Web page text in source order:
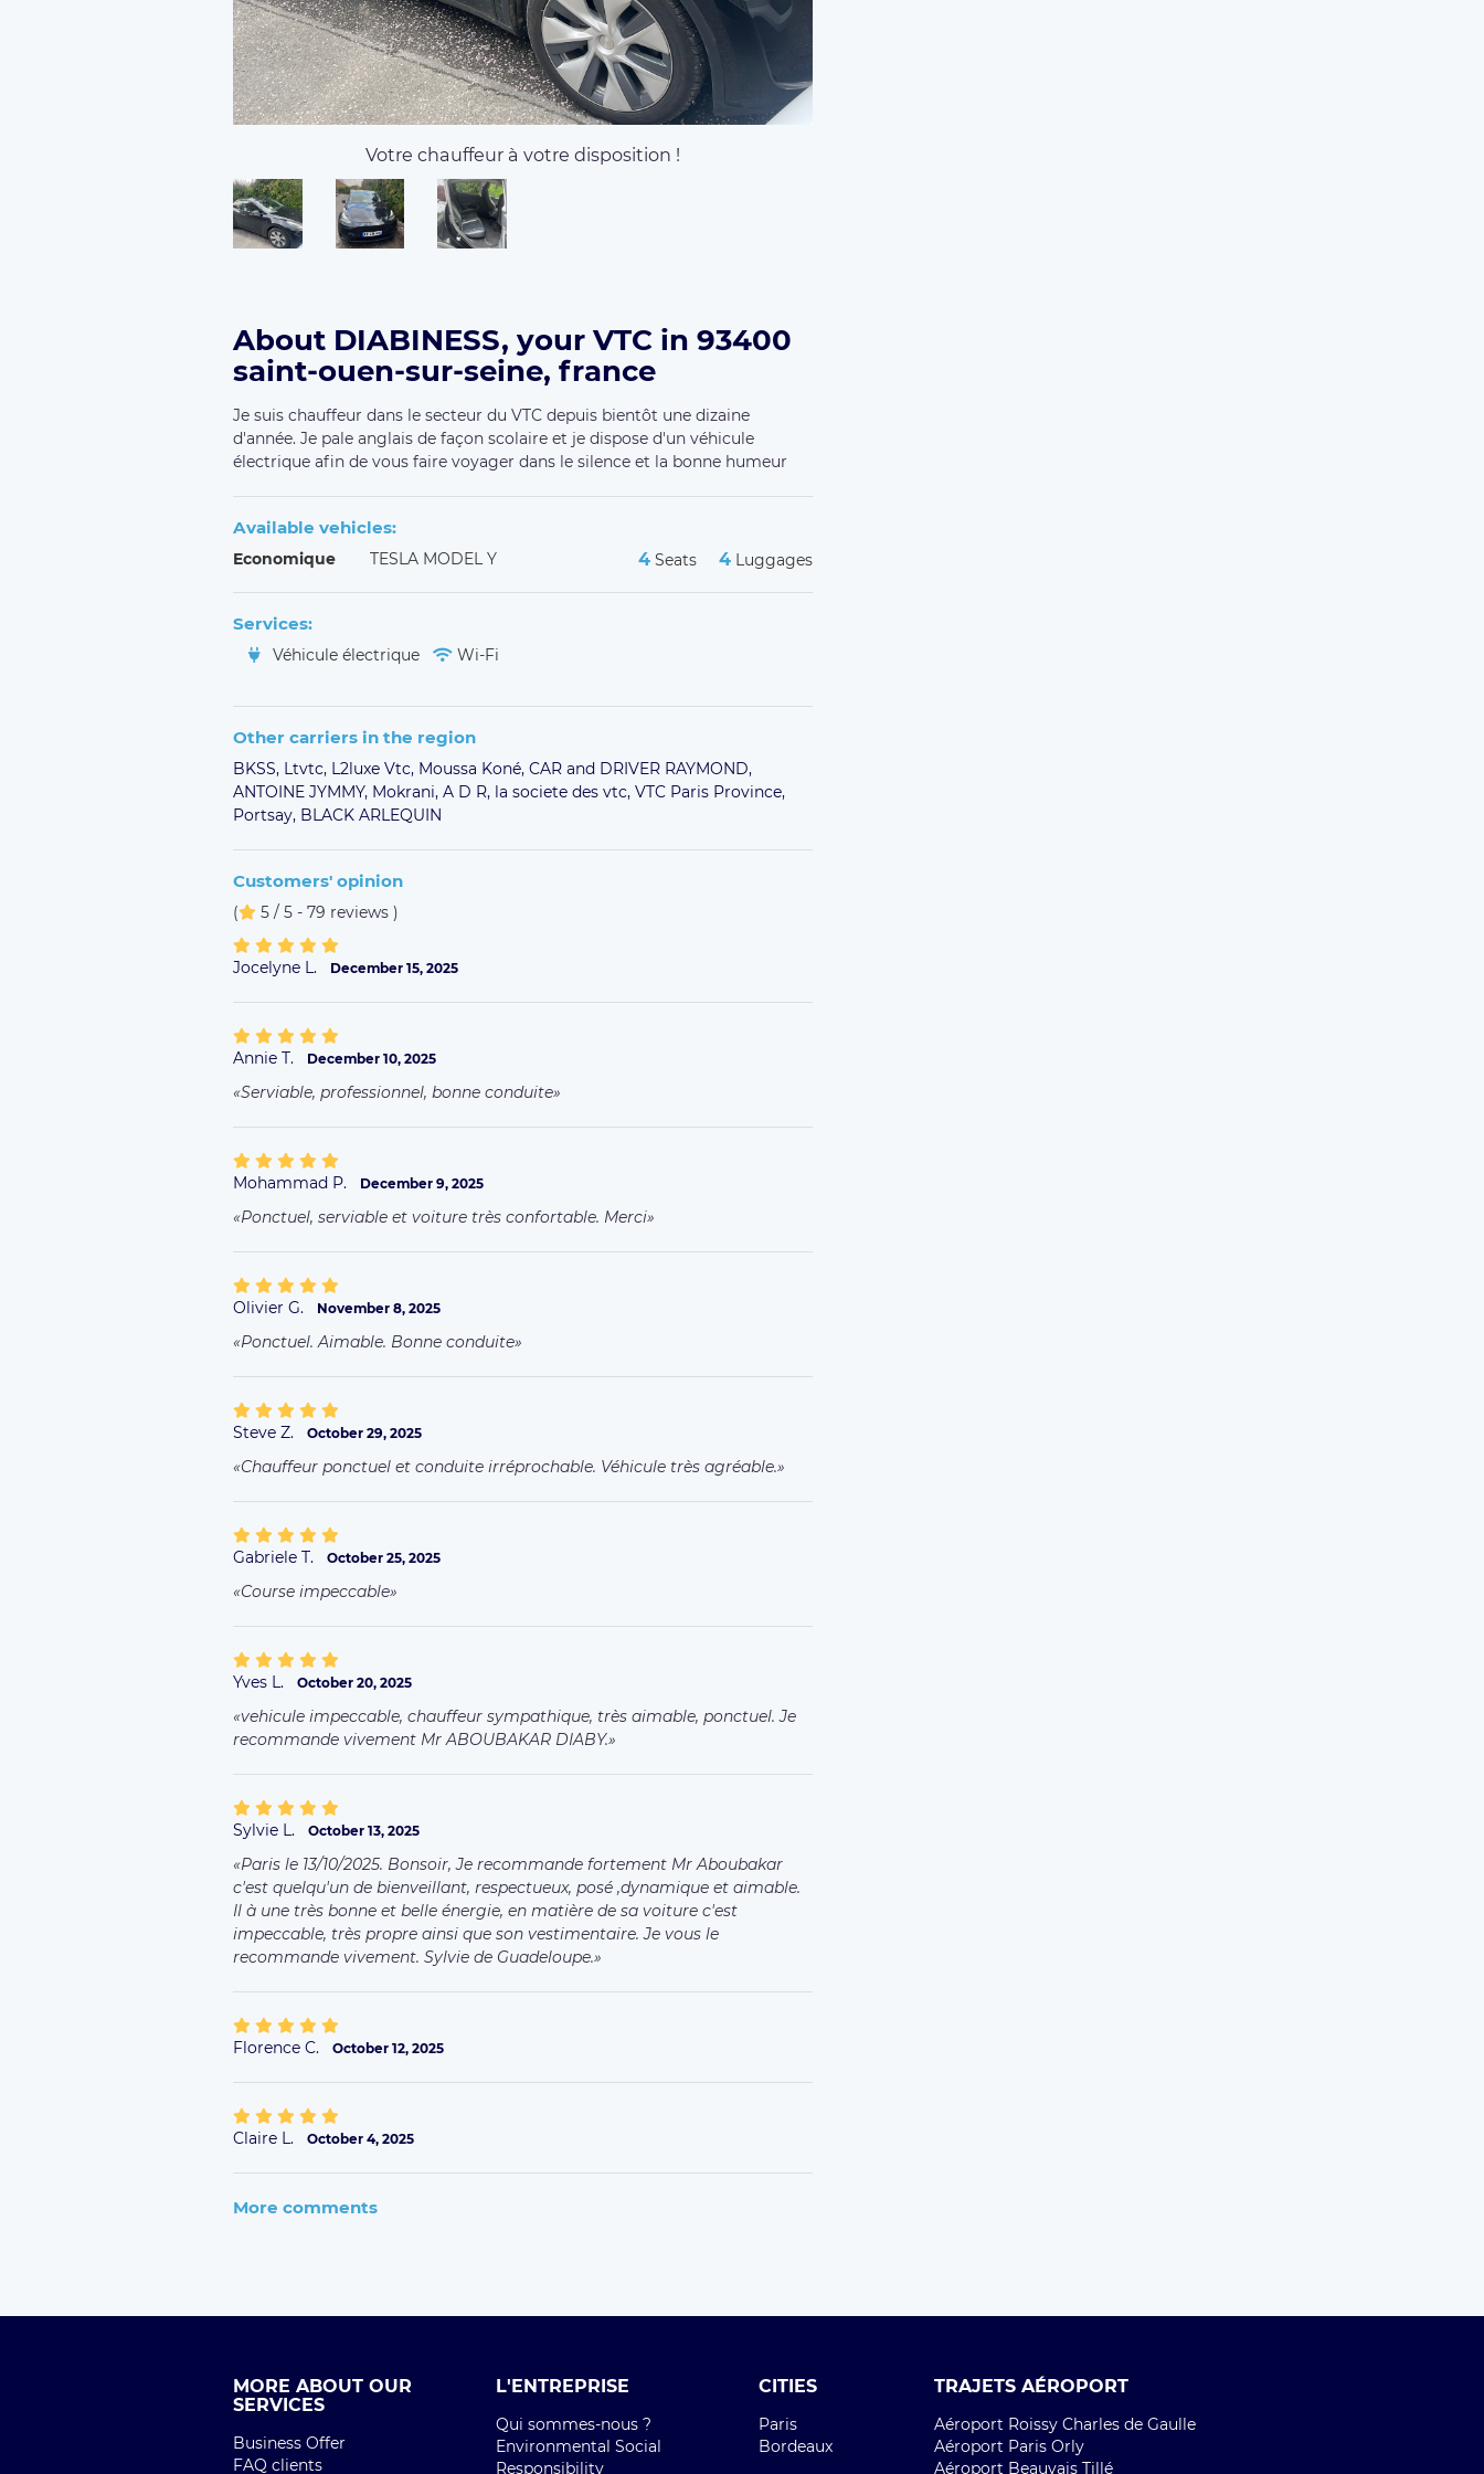
Votre chauffeur à votre disposition !
About DIABINESS, your VTC in 93400
saint-ouen-sur-seine, france
Je suis chauffeur dans le secteur du VTC depuis bientôt une dizaine
d'année. Je pale anglais de façon scolaire et je dispose d'un véhicule
électrique afin de vous faire voyager dans le silence et la bonne humeur
Available vehicles:
Economique TESLA MODEL Y 4 Seats 4 Luggages
Services:
Véhicule électrique Wi-Fi
Other carriers in the region
BKSS, Ltvtc, L2luxe Vtc, Moussa Koné, CAR and DRIVER RAYMOND,
ANTOINE JYMMY, Mokrani, A D R, la societe des vtc, VTC Paris Province,
Portsay, BLACK ARLEQUIN
Customers' opinion
( 5 / 5 - 79 reviews )
Jocelyne L. December 15, 2025
Annie T. December 10, 2025
Serviable, professionnel, bonne conduite
Mohammad P. December 9, 2025
Ponctuel, serviable et voiture très confortable. Merci
Olivier G. November 8, 2025
Ponctuel. Aimable. Bonne conduite
Steve Z. October 29, 2025
Chauffeur ponctuel et conduite irréprochable. Véhicule très agréable.
Gabriele T. October 25, 2025
Course impeccable
Yves L. October 20, 2025
vehicule impeccable, chauffeur sympathique, très aimable, ponctuel. Je
recommande vivement Mr ABOUBAKAR DIABY.
Sylvie L. October 13, 2025
Paris le 13/10/2025. Bonsoir, Je recommande fortement Mr Aboubakar
c'est quelqu'un de bienveillant, respectueux, posé ,dynamique et aimable.
Il à une très bonne et belle énergie, en matière de sa voiture c'est
impeccable, très propre ainsi que son vestimentaire. Je vous le
recommande vivement. Sylvie de Guadeloupe.
Florence C. October 12, 2025
Claire L. October 4, 2025
More comments
MORE ABOUT OUR
SERVICES
Business Offer
FAQ clients
L'ENTREPRISE
Qui sommes-nous ?
Environmental Social
Responsibility
CITIES
Paris
Bordeaux
TRAJETS AÉROPORT
Aéroport Roissy Charles de Gaulle
Aéroport Paris Orly
Aéroport Beauvais Tillé